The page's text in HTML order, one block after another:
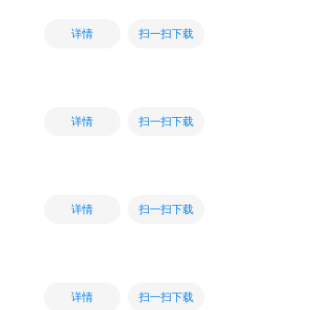
详情 扫一扫下载
详情 扫一扫下载
详情 扫一扫下载
详情 扫一扫下载